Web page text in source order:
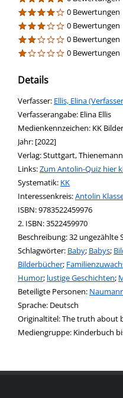
0 Bewertungen
0 Bewertungen
0 Bewertungen
0 Bewertungen
Details
Verfasser: Suche nach diesem
Ellis, Elina
Verfasserangabe: Elina Ellis
Medienkennzeichen: KK
Jahr: [2022]
Verlag:Stuttgart, Thienemann
opens in new tab
Links:Diesen Link in neuem
Zum Antolin-Quiz hier
Systematik: Suche nach
KK
Interessenkreis:Suche nach
Antolin
ISBN:9783522459976
2. ISBN:3522459970
Beschreibung:32 ungezählte
Schlagwörter: Baby; Babys;
Bilderbücher;
Humor; lustige Geschichten;
Beteiligte Personen: Suche
Sprache: Deutsch
Originaltitel:The truth about
Mediengruppe: Kinderbuch